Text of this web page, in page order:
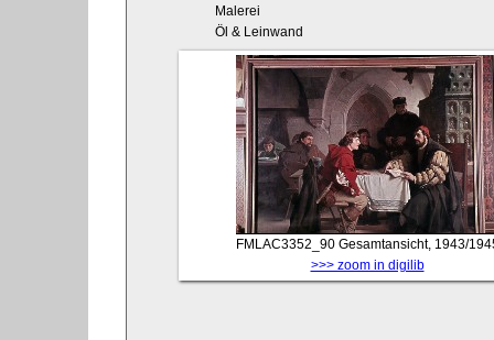
Malerei
Öl & Leinwand
FMLAC3352_90 Gesamtansicht, 1943/
>>> zoom in digilib